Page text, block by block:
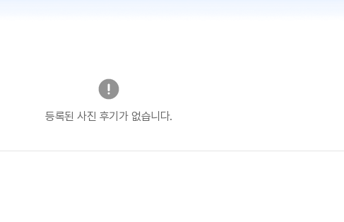
등록된 사진 후기가 없습니다.